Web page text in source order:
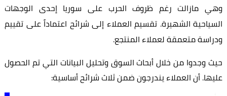
وهي مازالت رغم ظروف الحرب على سوريا إحدى الوجهات
السياحية الشهيرة. تقسيم العملاء إلى شرائح اعتماداً على تقييم
ودراسة متعمقة لعملاء المنتجع.
حيث وجدوا من خلال أبحاث السوق وتحليل البيانات التي تم الحصول
عليها. أن العملاء يندرجون ضمن ثلاث شرائح أساسية: